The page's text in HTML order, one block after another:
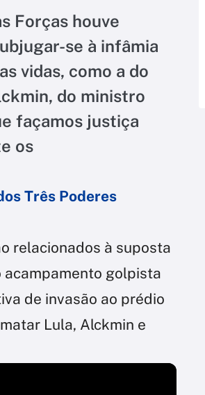
Forças houve
se à infâmia
vidas, como a do
do ministro
façamos justiça
os
Três Poderes
relacionados à suposta
acampamento golpista
de invasão ao prédio
Lula, Alckmin e